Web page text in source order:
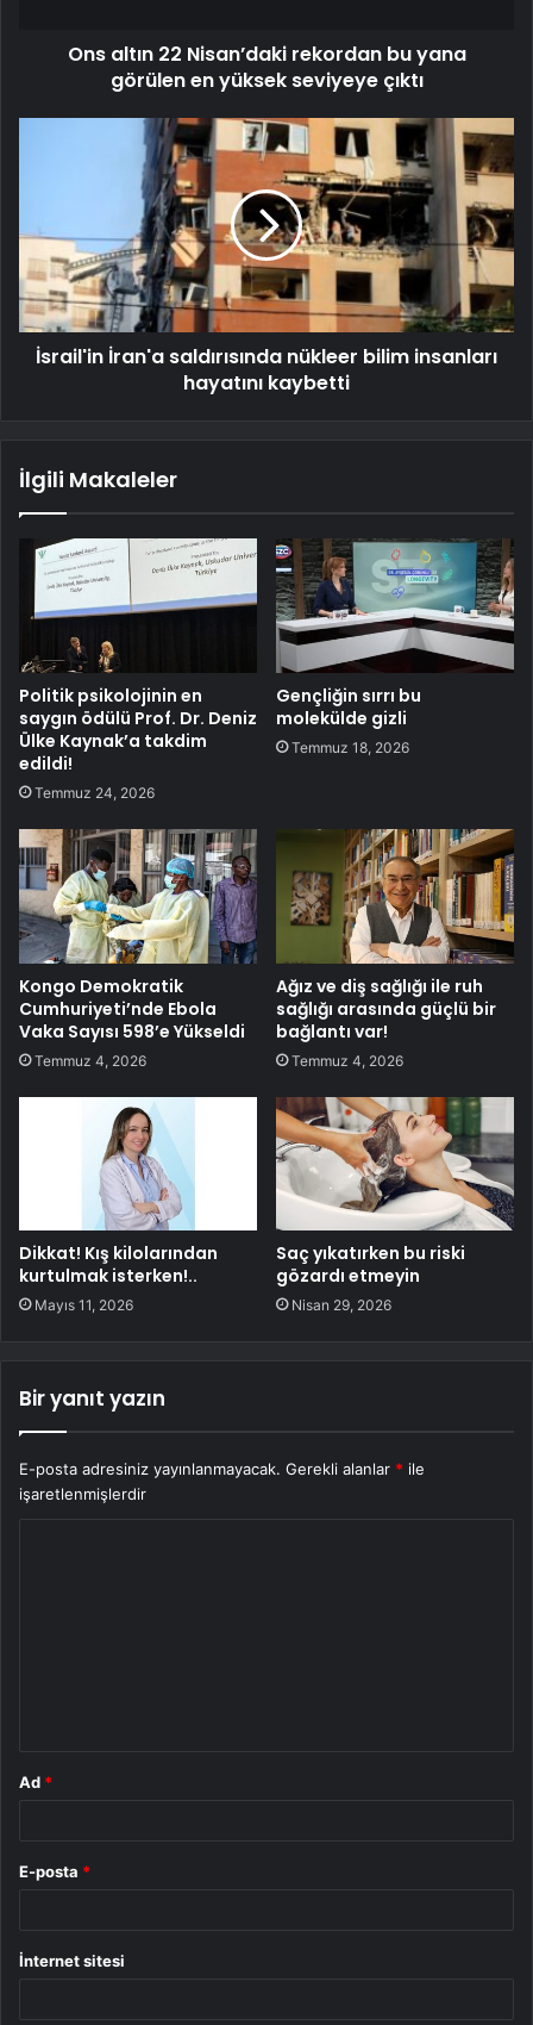
Ons altın 22 Nisan’daki rekordan bu yana
görülen en yüksek seviyeye çıktı
İsrail'in İran'a saldırısında nükleer bilim insanları
hayatını kaybetti
İlgili Makaleler
Politik psikolojinin en
saygın ödülü Prof. Dr. Deniz
Ülke Kaynak’a takdim
edildi!
Temmuz 24, 2026
Gençliğin sırrı bu
molekülde gizli
Temmuz 18, 2026
Kongo Demokratik
Cumhuriyeti’nde Ebola
Vaka Sayısı 598’e Yükseldi
Temmuz 4, 2026
Ağız ve diş sağlığı ile ruh
sağlığı arasında güçlü bir
bağlantı var!
Temmuz 4, 2026
Dikkat! Kış kilolarından
kurtulmak isterken!..
Mayıs 11, 2026
Saç yıkatırken bu riski
gözardı etmeyin
Nisan 29, 2026
Bir yanıt yazın
E-posta adresiniz yayınlanmayacak. Gerekli alanlar * ile
işaretlenmişlerdir
Ad *
E-posta *
İnternet sitesi